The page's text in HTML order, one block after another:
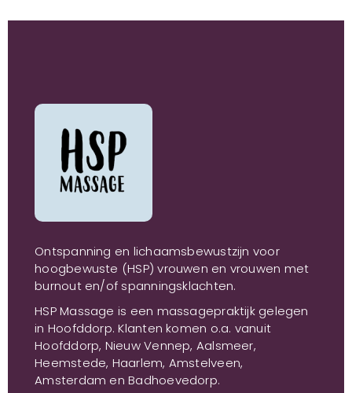
Ontspanning en lichaamsbewustzijn voor
hoogbewuste (HSP) vrouwen en vrouwen met
burnout en/of spanningsklachten.
HSP Massage is een massagepraktijk gelegen
in Hoofddorp. Klanten komen o.a. vanuit
Hoofddorp, Nieuw Vennep, Aalsmeer,
Heemstede, Haarlem, Amstelveen,
Amsterdam en Badhoevedorp.